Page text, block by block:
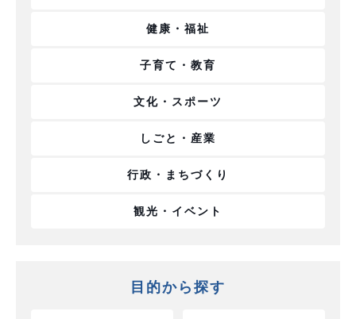
健康・福祉
子育て・教育
文化・スポーツ
しごと・産業
行政・まちづくり
観光・イベント
目的から探す